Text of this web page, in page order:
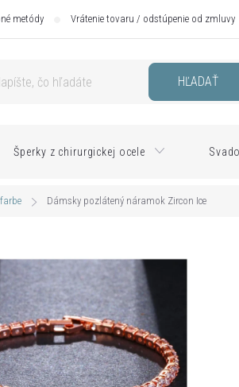
metódy Vrátenie tovaru / odstúpenie od zmluvy
HĽADAŤ
Šperky z chirurgickej ocele
Dámsky pozlátený náramok Zircon Ice